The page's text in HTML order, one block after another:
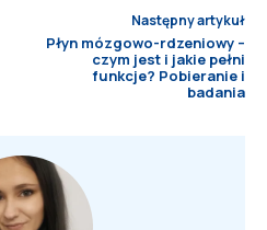
Następny artykuł
Płyn mózgowo-rdzeniowy –
czym jest i jakie pełni
funkcje? Pobieranie i
badania